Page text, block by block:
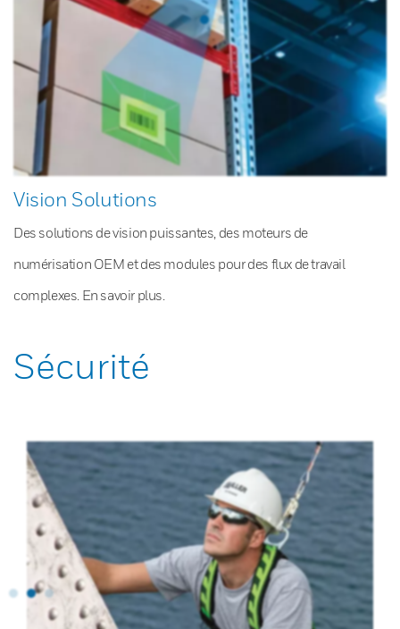
Vision Solutions
Des solutions de vision puissantes, des moteurs de
numérisation OEM et des modules pour des flux de travail
complexes. En savoir plus.
Sécurité